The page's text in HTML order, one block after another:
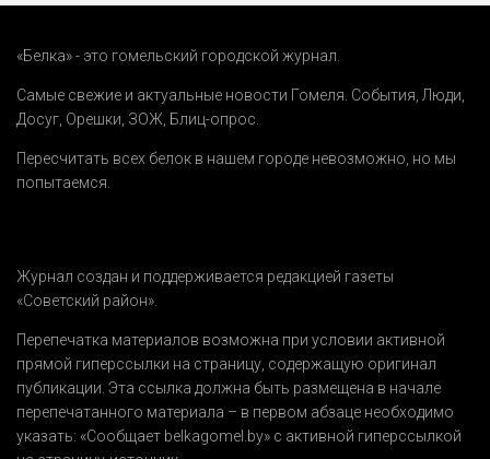
«Белка» - это гомельский городской журнал.
Самые свежие и актуальные новости Гомеля. События,Люди,
Досуг, Орешки, ЗОЖ, Блиц-опрос.
Пересчитать всех белок в нашем городе невозможно, но мы
попытаемся.
Журнал создан и поддерживается редакцией газеты
«Советский район».
Перепечатка материалов возможна при условии активной
прямой гиперссылки на страницу, содержащую оригинал
публикации. Эта ссылка должна быть размещена в начале
перепечатанного материала – в первом абзаце необходимо
указать: «Сообщает belkagomel.by» с активной гиперссылкой